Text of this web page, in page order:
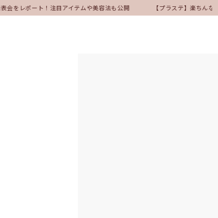
会をレポート！注目アイテムや美容法も公開 【プラステ】楽ちん